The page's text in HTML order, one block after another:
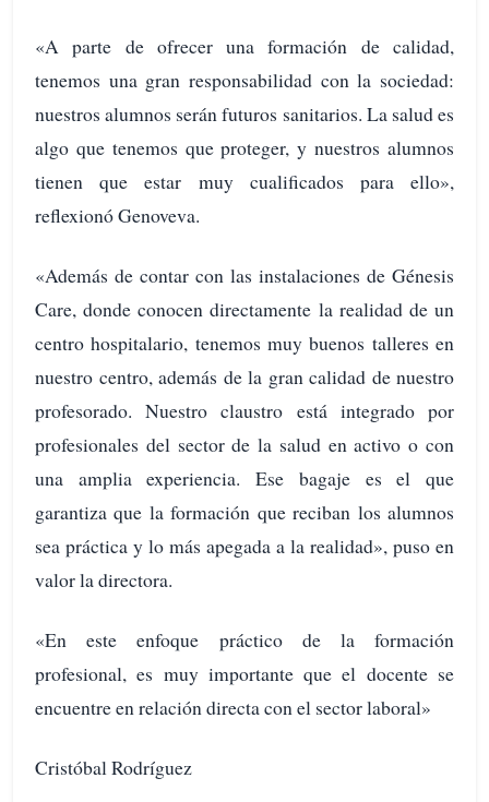
«A parte de ofrecer una formación de calidad,
tenemos una gran responsabilidad con la sociedad:
nuestros alumnos serán futuros sanitarios. La salud es
algo que tenemos que proteger, y nuestros alumnos
tienen que estar muy cualificados para ello»,
reflexionó Genoveva.
«Además de contar con las instalaciones de Génesis
Care, donde conocen directamente la realidad de un
centro hospitalario, tenemos muy buenos talleres en
nuestro centro, además de la gran calidad de nuestro
profesorado. Nuestro claustro está integrado por
profesionales del sector de la salud en activo o con
una amplia experiencia. Ese bagaje es el que
garantiza que la formación que reciban los alumnos
sea práctica y lo más apegada a la realidad», puso en
valor la directora.
«En este enfoque práctico de la formación
profesional, es muy importante que el docente se
encuentre en relación directa con el sector laboral»
Cristóbal Rodríguez